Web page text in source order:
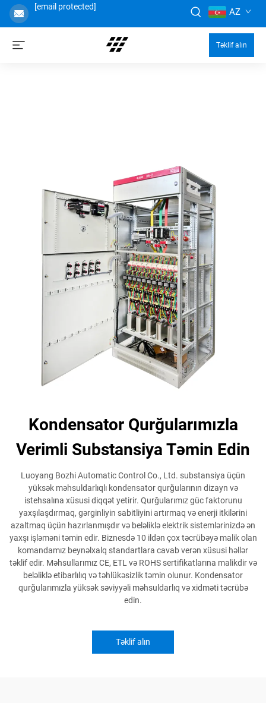
[email protected] AZ
Təklif alın
Kondensator Qurğularımızla
Verimli Substansiya Təmin Edin
Luoyang Bozhi Automatic Control Co., Ltd. substansiya üçün
yüksək məhsuldarlıqlı kondensator qurğularının dizayn və
istehsalına xüsusi diqqət yetirir. Qurğularımız güc faktorunu
yaxşılaşdırmaq, gərginliyin sabitliyini artırmaq və enerji itkilərini
azaltmaq üçün hazırlanmışdır və beləliklə elektrik sistemlərinizdə ən
yaxşı işləməni təmin edir. Biznesdə 10 ildən çox təcrübəyə malik olan
komandamız beynəlxalq standartlara cavab verən xüsusi həllər
təklif edir. Məhsullarımız CE, ETL və ROHS sertifikatlarına malikdir və
beləliklə etibarlılıq və təhlükəsizlik təmin olunur. Kondensator
qurğularımızla yüksək səviyyəli məhsuldarlıq və xidməti təcrübə
edin.
Təklif alın